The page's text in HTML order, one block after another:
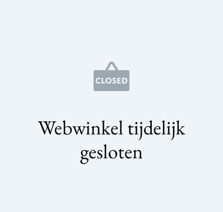
Webwinkel tijdelijk
gesloten